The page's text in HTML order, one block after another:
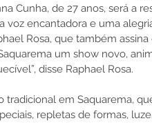
Cunha, de 27 anos, será a
voz encantadora e uma
Rosa, que também
um show novo,
disse Raphael Rosa.
tradicional em Saquarema,
repletas de formas,